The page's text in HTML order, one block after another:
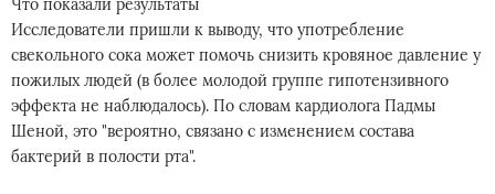
Что показали результаты
Исследователи пришли к выводу, что употребление
свекольного сока может помочь снизить кровяное давление у
пожилых людей (в более молодой группе гипотензивного
эффекта не наблюдалось). По словам кардиолога Падмы
Шеной, это "вероятно, связано с изменением состава
бактерий в полости рта".